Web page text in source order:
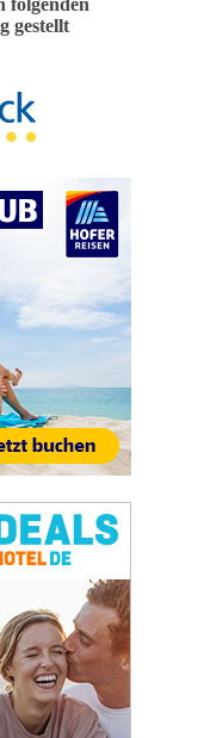
gestellt